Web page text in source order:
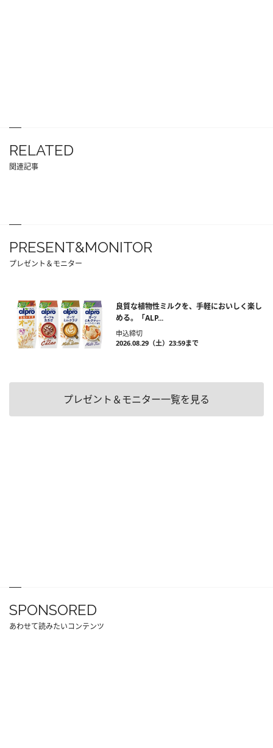
RELATED
関連記事
PRESENT&MONITOR
プレゼント＆モニター
良質な植物性ミルクを、手軽においしく楽し
める。「ALP...
申込締切
2026.08.29（土）23:59まで
プレゼント＆モニター一覧を見る
SPONSORED
あわせて読みたいコンテンツ